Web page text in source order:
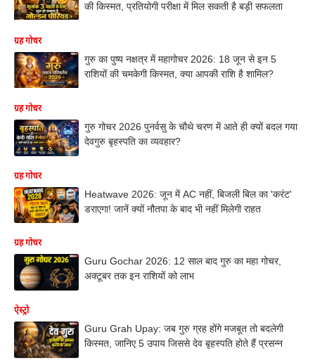
की किस्मत, प्रतियोगी परीक्षा में मिल सकती है बड़ी सफलता
ग्रह गोचर
गुरु का पुष्य नक्षत्र में महागोचर 2026: 18 जून से इन 5
राशियों की चमकेगी किस्मत, क्या आपकी राशि है शामिल?
ग्रह गोचर
गुरु गोचर 2026 पुनर्वसु के चौथे चरण में आते ही क्यों बदल गया
देवगुरु बृहस्पति का व्यवहार?
ग्रह गोचर
Heatwave 2026: जून में AC नहीं, बिजली बिल का 'करंट'
डराएगा! जानें क्यों नौतपा के बाद भी नहीं मिलेगी राहत
ग्रह गोचर
Guru Gochar 2026: 12 साल बाद गुरु का महा गोचर,
अक्टूबर तक इन राशियों को लाभ
ऐस्ट्रो
Guru Grah Upay: जब गुरु ग्रह होंगे मजबूत तो बदलेगी
किस्मत, जानिए 5 उपाय जिससे देव बृहस्पति होते हैं प्रसन्न